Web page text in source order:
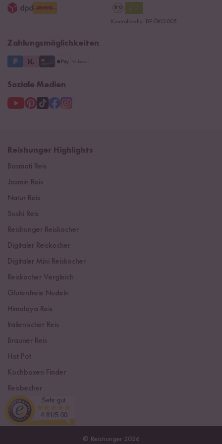
15 Jahre Reishunger
Datenschutzerklärung
3 Jahre Garantie
Kontrollstelle: DE-ÖKO-005
Zahlungsmöglichkeiten
Soziale Medien
Reishunger Highlights
Basmati Reis
Jasmin Reis
Natur Reis
Sushi Reis
Reishunger Reiskocher
Digitaler Reiskocher
Digitaler Mini Reiskocher
Reiskocher Vergleich
Glutenfreie Nudeln
Himalaya Reis
Italienischer Reis
Brauner Reis
Hot Pot
Kochboxen Finder
Reisbecher
Sushi Einsteiger Box
© Reishunger 2026
Sehr gut
4.81/5.00